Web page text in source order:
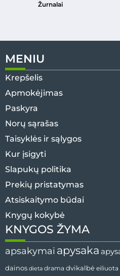
Žurnalai
MENIU
Krepšelis
Apmokėjimas
Paskyra
Norų sąrašas
Taisyklės ir sąlygos
Kur įsigyti
Slapukų politika
Prekių pristatymas
Atsiskaitymo būdai
Knygų kokybė
KNYGOS ŽYMA
apsakymai apysaka
dainos dieta drama dvikalbė eiliuota